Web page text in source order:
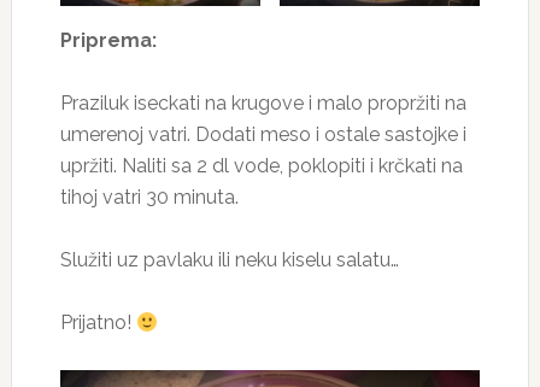
Priprema:
Praziluk iseckati na krugove i malo propržiti na
umerenoj vatri. Dodati meso i ostale sastojke i
upržiti. Naliti sa 2 dl vode, poklopiti i krčkati na
tihoj vatri 30 minuta.
Služiti uz pavlaku ili neku kiselu salatu…
Prijatno!